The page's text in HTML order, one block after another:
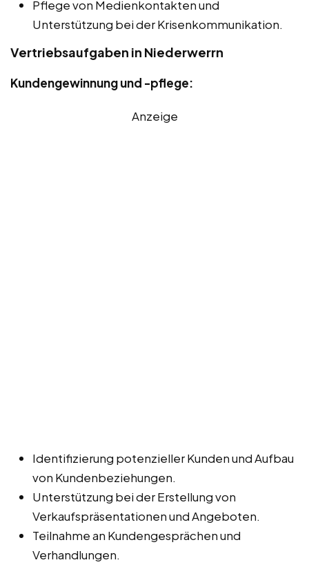
Pflege von Medienkontakten und
Unterstützung bei der Krisenkommunikation.
Vertriebsaufgaben in Niederwerrn
Kundengewinnung und -pflege:
Anzeige
Identifizierung potenzieller Kunden und Aufbau
von Kundenbeziehungen.
Unterstützung bei der Erstellung von
Verkaufspräsentationen und Angeboten.
Teilnahme an Kundengesprächen und
Verhandlungen.